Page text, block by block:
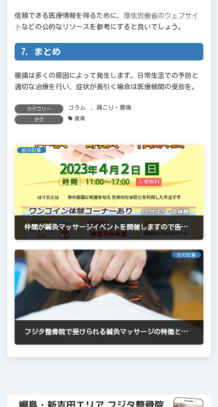
信頼できる医療情報を得るために、 厚生労働省のウェブサイ
ト などの公的なリソースを参考にすると良いでしょう。
7. まとめ
腰痛は多くの原因によって発生します。日常生活での予防と
適切な治療を行い、症状が長引く場合は医療機関の受診を。
カテゴリー コラム 肩こり・腰痛
タグ 腰痛
前の記事
仲間が鍼灸マッサージイベントを開催しますので告知させてください
次の記事
フジタ整骨院で受けられる鍼灸マッサージの特徴と効果